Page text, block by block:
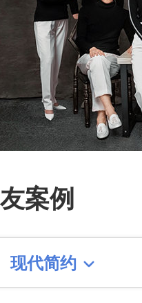
在建【仙霞
路461弄】【
学前街156号】
海路培文公寓
案例
现代简约